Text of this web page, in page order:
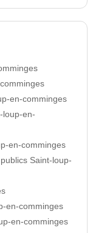
en-comminges
loup-en-
en-comminges
Saint-loup-
en-comminges
en-comminges